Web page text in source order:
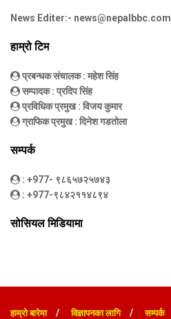
News Editer:- news@nepalbbc.com
हाम्रो टिम
प्रबन्धक संचालक: महेश सिंह
सम्पादक: प्रदिप सिंह
प्रविधिक प्रमुख: विजय कुमार
ग्राफिक प्रमुख: दिनेश गडतोला
सम्पर्क
: +977- ९८६५७२५७४३
: +977-९८४२११४८९४
सोसियल मिडियामा
हाम्रो बारेमा विज्ञापनका लागि सम्पर्क